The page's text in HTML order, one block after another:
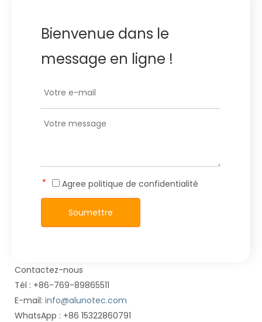
Bienvenue dans le
message en ligne !
* Agree politique de confidentialité
Soumettre
Contactez-nous
Tél : +86-769-89865511
E-mail: info@alunotec.com
WhatsApp : +86 15322860791